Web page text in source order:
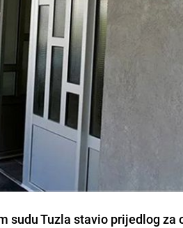
sudu Tuzla stavio prijedlog za